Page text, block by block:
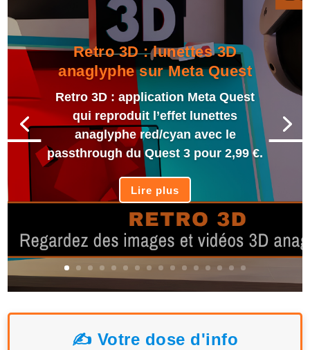
Retro 3D : lunettes 3D
anaglyphe sur Meta Quest
Retro 3D : application Meta Quest
qui reproduit l’effet lunettes
anaglyphe red/cyan avec le
passthrough du Quest 3 pour 2,99 €.
Lire plus
✍️ Votre dose d'info